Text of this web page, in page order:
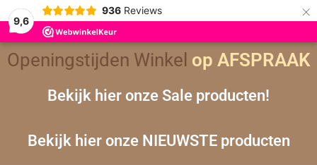
9,6
936 Reviews ×
Openingstijden Winkel op AFSPRAAK
Bekijk hier onze Sale producten!
Bekijk hier onze NIEUWSTE producten